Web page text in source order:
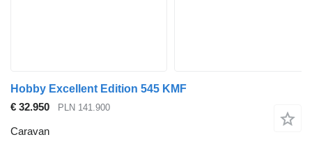
Hobby Excellent Edition 545 KMF
€ 32.950
PLN 141.900
Caravan